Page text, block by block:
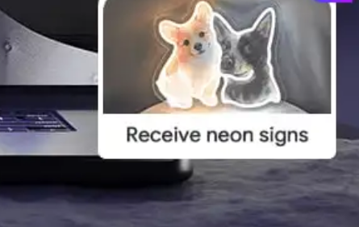
Innendørs bruk
gratis